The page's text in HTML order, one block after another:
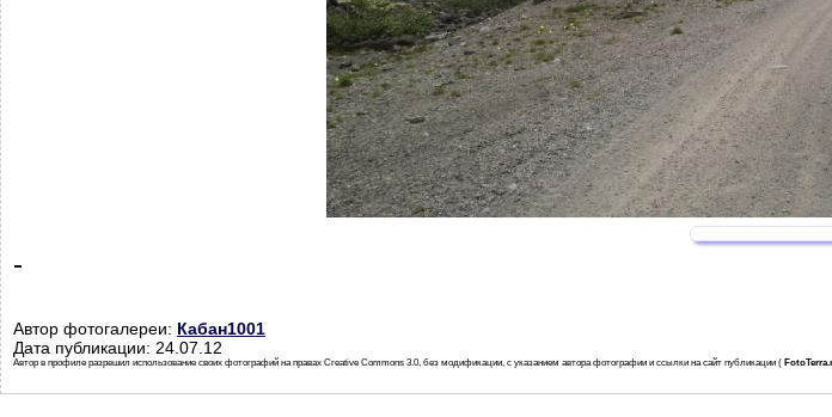
-
Автор фотогалереи: Кабан1001
Дата публикации: 24.07.12
Автор в профиле разрешил использование своих фотографий на правах Creative Commons 3.0, без модификации, с указанием автора фотографии и ссылки на сайт публикации (